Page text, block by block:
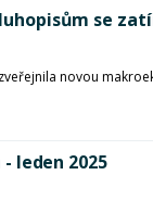
se
novou
leden 2025